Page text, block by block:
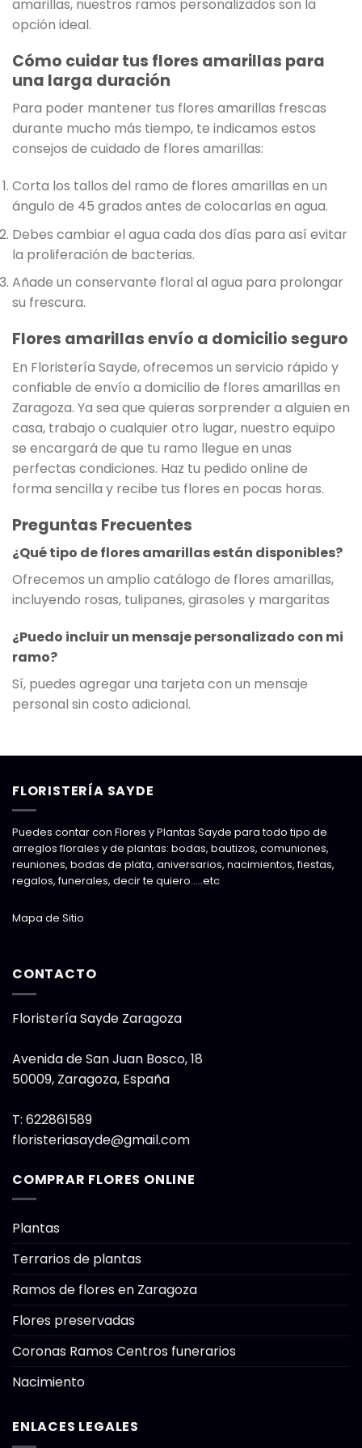
amarillas, nuestros ramos personalizados son la
opción ideal.
Cómo cuidar tus flores amarillas para
una larga duración
Para poder mantener tus flores amarillas frescas
durante mucho más tiempo, te indicamos estos
consejos de cuidado de flores amarillas:
Corta los tallos del ramo de flores amarillas en un
ángulo de 45 grados antes de colocarlas en agua.
Debes cambiar el agua cada dos días para así evitar
la proliferación de bacterias.
Añade un conservante floral al agua para prolongar
su frescura.
Flores amarillas envío a domicilio seguro
En Floristería Sayde, ofrecemos un servicio rápido y
confiable de envío a domicilio de flores amarillas en
Zaragoza. Ya sea que quieras sorprender a alguien en
casa, trabajo o cualquier otro lugar, nuestro equipo
se encargará de que tu ramo llegue en unas
perfectas condiciones. Haz tu pedido online de
forma sencilla y recibe tus flores en pocas horas.
Preguntas Frecuentes
¿Qué tipo de flores amarillas están disponibles?
Ofrecemos un amplio catálogo de flores amarillas,
incluyendo rosas, tulipanes, girasoles y margaritas
¿Puedo incluir un mensaje personalizado con mi
ramo?
Sí, puedes agregar una tarjeta con un mensaje
personal sin costo adicional.
FLORISTERÍA SAYDE
Puedes contar con Flores y Plantas Sayde para todo tipo de
arreglos florales y de plantas: bodas, bautizos, comuniones,
reuniones, bodas de plata, aniversarios, nacimientos, fiestas,
regalos, funerales, decir te quiero…..etc
Mapa de Sitio
CONTACTO
Floristería Sayde Zaragoza
Avenida de San Juan Bosco, 18
50009, Zaragoza, España
T: 622861589
floristeriasayde@gmail.com
COMPRAR FLORES ONLINE
Plantas
Terrarios de plantas
Ramos de flores en Zaragoza
Flores preservadas
Coronas Ramos Centros funerarios
Nacimiento
ENLACES LEGALES